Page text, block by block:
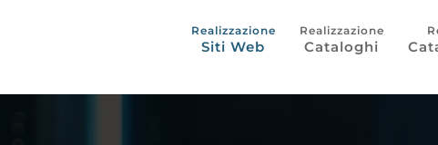
Siti Web Cataloghi